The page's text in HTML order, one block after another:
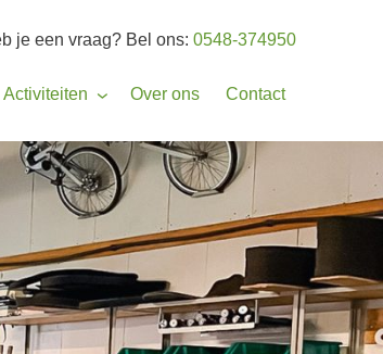
je een vraag? Bel ons: 0548-374950
Activiteiten Over ons Contact